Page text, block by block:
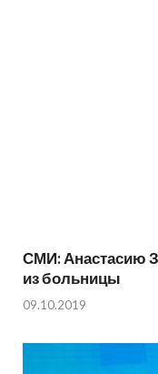
СМИ: Анастасию
из больницы
09.10.2019